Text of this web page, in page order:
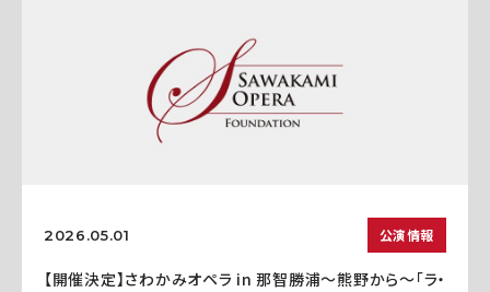
2026.05.01 公演情報
【開催決定】さわかみオペラ in 那智勝浦〜熊野から〜「ラ・